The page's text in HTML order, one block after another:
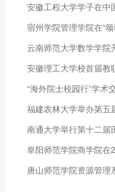
安徽工程大学学子在中
云南师范大学数学学院
安徽理工大学校首届教
“海外院士校园行”学术
南通大学举行第十二届
唐山师范学院资源管理